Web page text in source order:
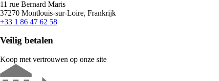
11 rue Bernard Maris
37270 Montlouis-sur-Loire, Frankrijk
+33 1 86 47 62 58
Veilig betalen
Koop met vertrouwen op onze site